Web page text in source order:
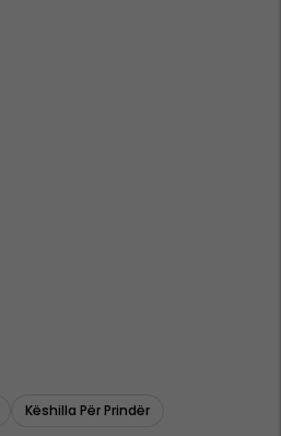
Këshilla Për Prindër